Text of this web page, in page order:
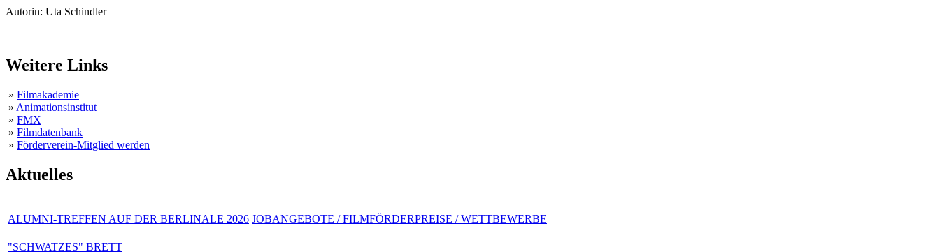
Autorin: Uta Schindler
Weitere Links
» Filmakademie
» Animationsinstitut
» FMX
» Filmdatenbank
» Förderverein-Mitglied werden
Aktuelles
ALUMNI-TREFFEN AUF DER BERLINALE 2026 JOBANGEBOTE / FILMFÖRDERPREISE / WETTBEWERBE
"SCHWATZES" BRETT